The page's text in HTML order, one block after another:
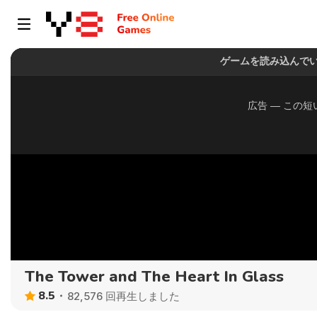
The Tower and The Heart In Glass
8.5 82,576 回再生しました